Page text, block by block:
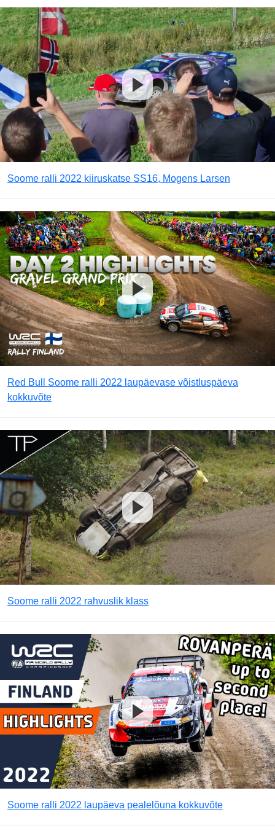
Soome ralli 2022 kiiruskatse SS16, Mogens Larsen
Red Bull Soome ralli 2022 laupäevase võistluspäeva
kokkuvõte
Soome ralli 2022 rahvuslik klass
Soome ralli 2022 laupäeva pealelõuna kokkuvõte